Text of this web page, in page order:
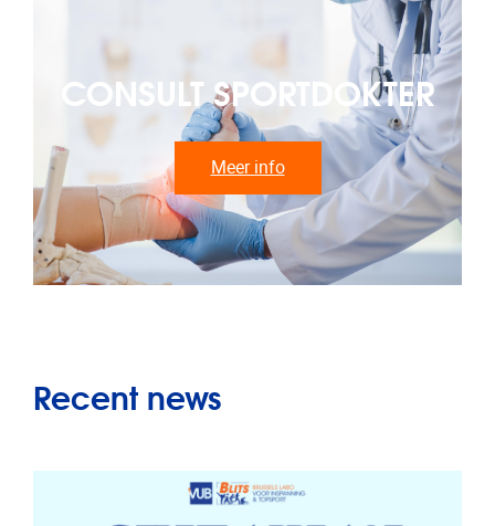
CONSULT SPORTDOKTER
Meer info
Recent news